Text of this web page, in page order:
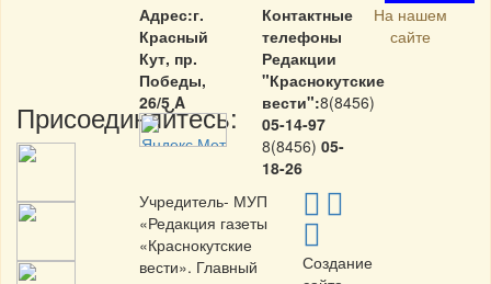
Присоединяйтесь:
Адрес:г.
Красный
Кут, пр.
Победы,
26/5 A
Контактные
телефоны
Редакции
"Краснокутские
вести":8(8456)
05-14-97
8(8456) 05-
18-26
Учредитель- МУП
«Редакция газеты
«Краснокутские
вести». Главный
Создание
На нашем
сайте